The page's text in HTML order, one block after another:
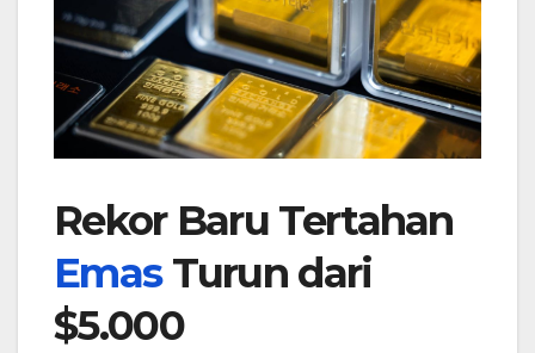
Rekor Baru Tertahan
EmasTurun dari
$5.000